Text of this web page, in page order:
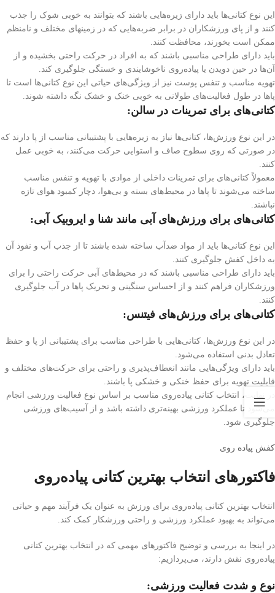
این نوع کتانی‌ها باید دارای زیره‌هایی باشند که بتوانند به خوبی شوک را جذب
کنند و از پای ورزشکاران در برابر ضربه‌هایی که در زمینهای مختلف و نامنظم
ممکن است بخورند، محافظت کنند.
باید دارای طراحی مناسبی باشند که به افراد در حرکت راحتی بخشیده و از
آن‌ها در حین دویدن یا پیاده‌روی ناخوشایندی و خستگی جلوگیری کند.
تهویه مناسب و تنفس پوست نیز از ویژگی‌های حیاتی این نوع کتانی‌ها است تا
پاها در طول فعالیت‌های طولانی به خوبی خنک و خشک نگه داشته شوند.
کتانی‌های برای تمرینات در سالن:
در این نوع ورزش‌ها، کتانی‌ها نیاز به زیره‌هایی با پشتیبانی مناسب از پا دارند که
در صورتی که روی سطوح صاف و استوایی حرکت می‌کنند، به خوبی عمل
کنند.
معمولاً کتانی‌های برای تمرینات داخلی از موادی با تهویه و تنفس مناسب
ساخته می‌شوند تا پاها در محیط‌های بسته و بی‌هوا، دچار کمبود هوای تازه
نباشند.
کتانی‌های برای ورزش‌های آبی مانند شنا و ایروبیک آبی:
این نوع کتانی‌ها باید از مواد ضدآب ساخته شده باشند تا از جذب آب و نفوذ آن
به داخل کفش جلوگیری کنند.
باید دارای طراحی مناسبی باشند که در محیط‌های آبی حرکت راحتی را برای
ورزشکاران فراهم کنند و از احساس سنگینی و تحریک پاها در آب جلوگیری
کنند.
کتانی‌های برای ورزش‌های فیتنس:
در این نوع ورزش‌ها، کتانی‌هایی با طراحی مناسب برای پشتیبانی از پا و حفظ
تعادل بدنی استفاده می‌شود.
باید دارای ویژگی‌هایی مانند انعطاف‌پذیری و راحتی برای حرکت‌های مختلف و
قابلیت تهویه برای حفظ خنکی و خشکی پا باشند.
در نهایت، انتخاب کتانی پیاده‌روی مناسب بر اساس نوع فعالیت ورزشی انجام
می‌شود تا عملکرد ورزشی بهینه‌تری داشته باشد و از آسیب‌های ورزشی
جلوگیری شود.
کفش پیاده روی
فاکتورهای انتخاب بهترین کتانی پیاده‌روی
انتخاب بهترین کتانی پیاده‌روی برای ورزش به عنوان یک فرآیند مهم و حیاتی
می‌تواند به بهبود عملکرد ورزشی و راحتی ورزشکار کمک کند.
در اینجا به بررسی و توضیح فاکتورهای مهمی که در انتخاب بهترین کتانی
پیاده‌روی نقش دارند، می‌پردازیم:
نوع و شدت فعالیت ورزشی: